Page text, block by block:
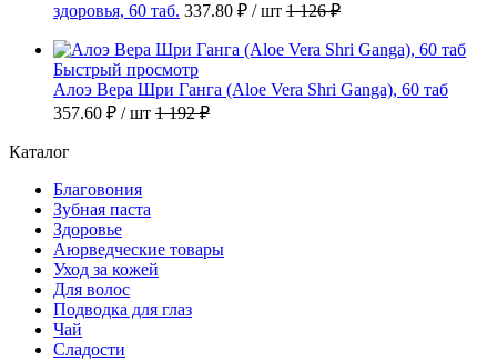
здоровья, 60 таб. 337.80 ₽ / шт 1 126 ₽
Быстрый просмотр
Алоэ Вера Шри Ганга (Aloe Vera Shri Ganga), 60 таб
357.60 ₽ / шт 1 192 ₽
Каталог
Благовония
Зубная паста
Здоровье
Аюрведческие товары
Уход за кожей
Для волос
Подводка для глаз
Чай
Сладости